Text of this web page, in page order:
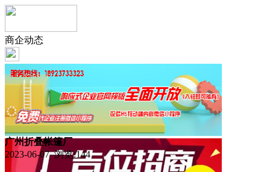
商企动态
广州折叠帐篷厂
2023-06-07 浏览:144